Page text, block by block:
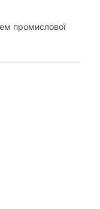
промислової